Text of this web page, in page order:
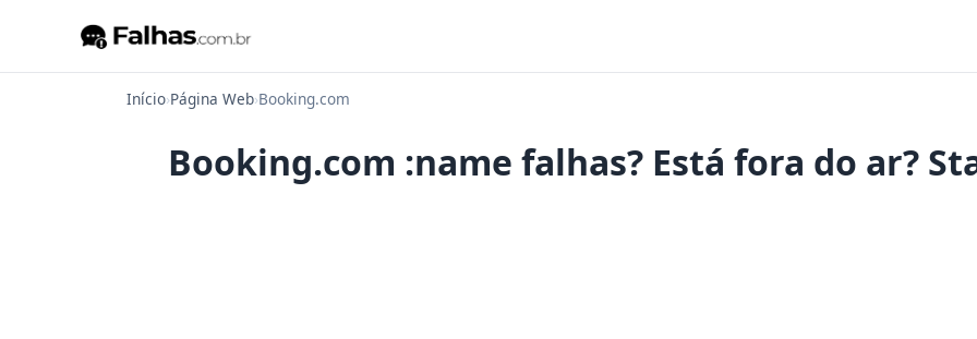
Início›Página Web›Booking.com
Booking.com :name falhas? Está fora do ar?